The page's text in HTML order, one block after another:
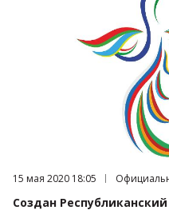
Дата публикации:
15 мая 2020 18:05 Категория:
Создан